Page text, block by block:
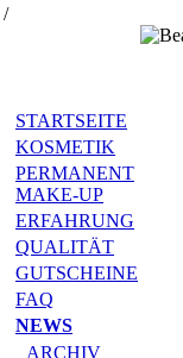
/
STARTSEITE
KOSMETIK
PERMANENT
MAKE-UP
ERFAHRUNG
QUALITÄT
GUTSCHEINE
FAQ
NEWS
ARCHIV